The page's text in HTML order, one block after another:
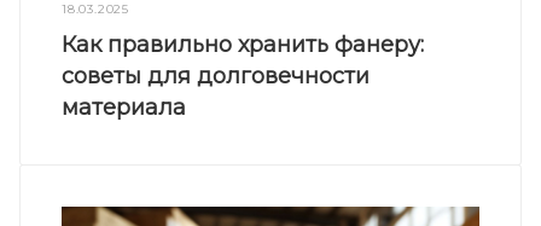
18.03.2025
Как правильно хранить фанеру:
советы для долговечности
материала